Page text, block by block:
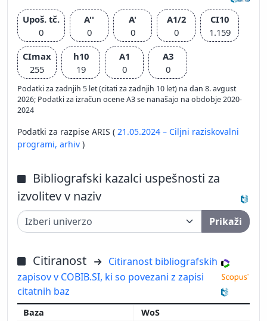
Upoš. tč.
0
A''
0
A'
0
A1/2
0
CI10
1.159
CImax
255
h10
19
A1
0
A3
0
Podatki za zadnjih 5 let (citati za zadnjih 10 let) na dan 8. avgust
2026; Podatki za izračun ocene A3 se nanašajo na obdobje 2020-
2024
Podatki za razpise ARIS ( 21.05.2024 – Ciljni raziskovalni
programi, arhiv )
Bibliografski kazalci uspešnosti za
izvolitev v naziv
Prikaži
Citiranost
Citiranost bibliografskih
zapisov v COBIB.SI, ki so povezani z zapisi
citatnih baz
WoS